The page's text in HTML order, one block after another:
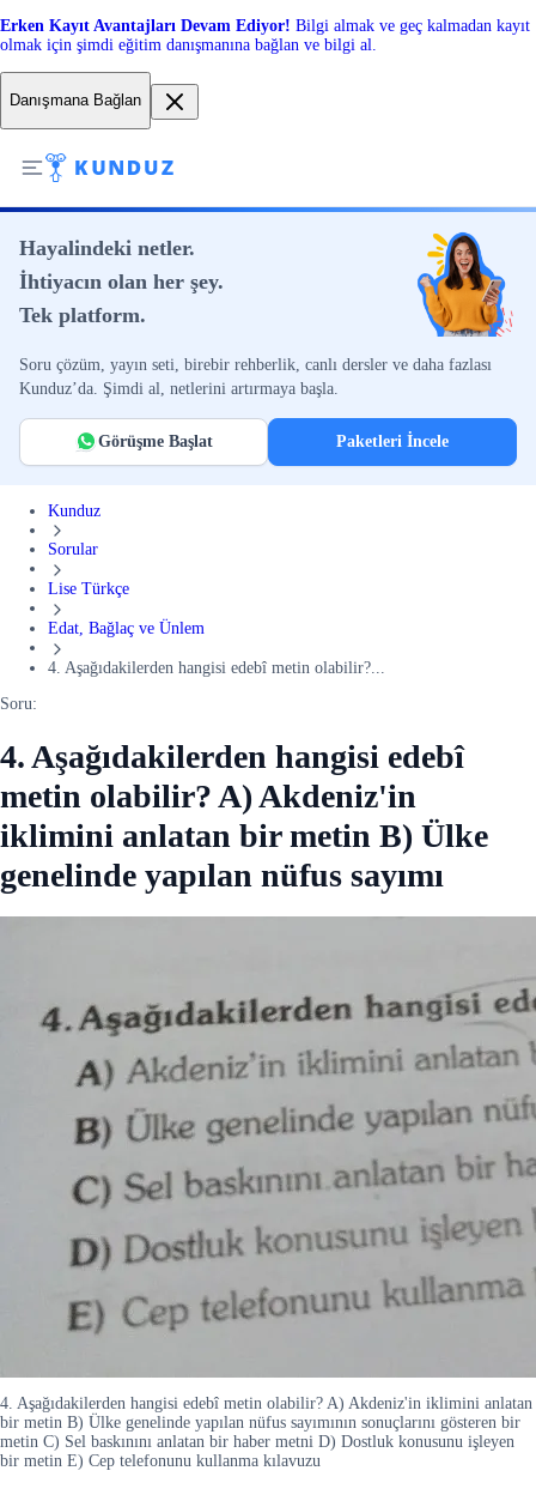
Erken Kayıt Avantajları Devam Ediyor! Bilgi almak ve geç kalmadan kayıt
olmak için şimdi eğitim danışmanına bağlan ve bilgi al.
Danışmana Bağlan
Hayalindeki netler.
İhtiyacın olan her şey.
Tek platform.
Soru çözüm, yayın seti, birebir rehberlik, canlı dersler ve daha fazlası
Kunduz’da. Şimdi al, netlerini artırmaya başla.
Görüşme Başlat Paketleri İncele
Kunduz
Sorular
Lise Türkçe
Edat, Bağlaç ve Ünlem
4. Aşağıdakilerden hangisi edebî metin olabilir?...
Soru:
4. Aşağıdakilerden hangisi edebî
metin olabilir? A) Akdeniz'in
iklimini anlatan bir metin B) Ülke
genelinde yapılan nüfus sayımı
4. Aşağıdakilerden hangisi edebî metin olabilir? A) Akdeniz'in iklimini anlatan
bir metin B) Ülke genelinde yapılan nüfus sayımının sonuçlarını gösteren bir
metin C) Sel baskınını anlatan bir haber metni D) Dostluk konusunu işleyen
bir metin E) Cep telefonunu kullanma kılavuzu